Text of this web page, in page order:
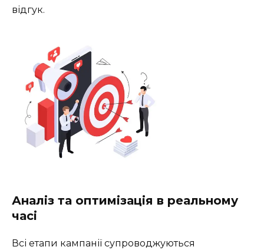
відгук.
Аналіз та оптимізація в реальному
часі
Всі етапи кампанії супроводжуються